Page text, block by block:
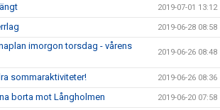
2019-07-01 13:12
2019-06-28 08:58
imorgon torsdag - vårens
2019-06-26 08:48
sommaraktiviteter! 2019-06-26 08:36
borta mot Långholmen 2019-06-20 07:58